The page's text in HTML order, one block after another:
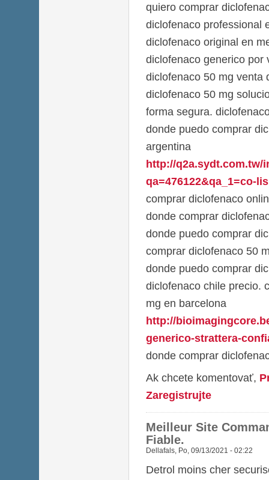
quiero comprar
diclofenaco professional
diclofenaco original en
diclofenaco generico por
diclofenaco 50 mg venta
diclofenaco 50 mg
forma segura.
donde puedo comprar
argentina
http://q2a.sydt.com.tw/
qa=476122&qa_1=co-
comprar diclofenaco
donde comprar
donde puedo comprar
comprar diclofenaco 50
donde puedo comprar
diclofenaco chile precio.
mg en barcelona
http://
generico-strattera-
donde comprar
Ak chcete komentovať,
Zaregistrujte
Meilleur Site
Fiable.
Dellafals, Po, 09/13/2021 - 02:22
Detrol moins cher